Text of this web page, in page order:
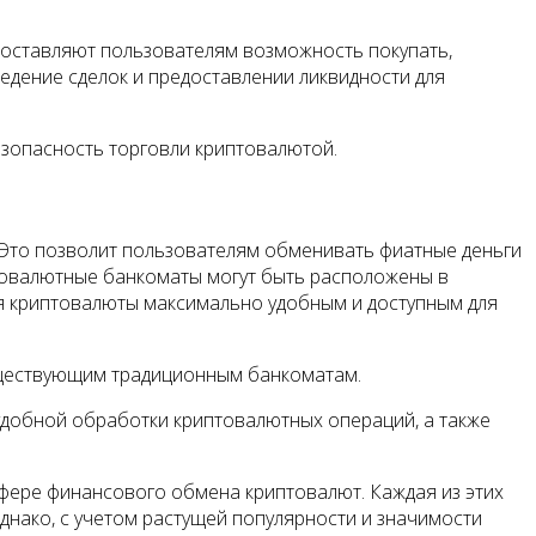
пользователям возможность покупать,
сделок и предоставлении ликвидности для
торговли криптовалютой.
позволит пользователям обменивать фиатные деньги
банкоматы могут быть расположены в
криптовалюты максимально удобным и доступным для
традиционным банкоматам.
обработки криптовалютных операций, а также
финансового обмена криптовалют. Каждая из этих
с учетом растущей популярности и значимости